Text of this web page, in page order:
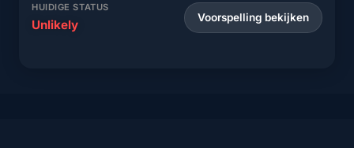
HUIDIGE STATUS
Unlikely Voorspelling bekijken